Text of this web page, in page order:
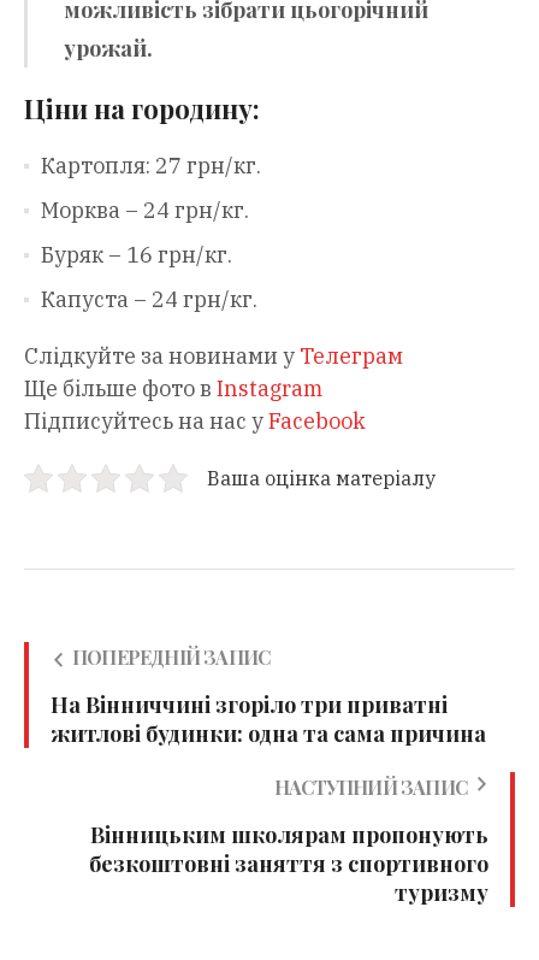
можливість зібрати цьогорічний
урожай.
Ціни на городину:
Картопля: 27 грн/кг.
Морква – 24 грн/кг.
Буряк – 16 грн/кг.
Капуста – 24 грн/кг.
Слідкуйте за новинами у Телеграм
Ще більше фото в Instagram
Підписуйтесь на нас уFacebook
Ваша оцінка матеріалу
ПОПЕРЕДНІЙ ЗАПИС
На Вінниччині згоріло три приватні
житлові будинки: одна та сама причина
НАСТУПНИЙ ЗАПИС
Вінницьким школярам пропонують
безкоштовні заняття з спортивного
туризму